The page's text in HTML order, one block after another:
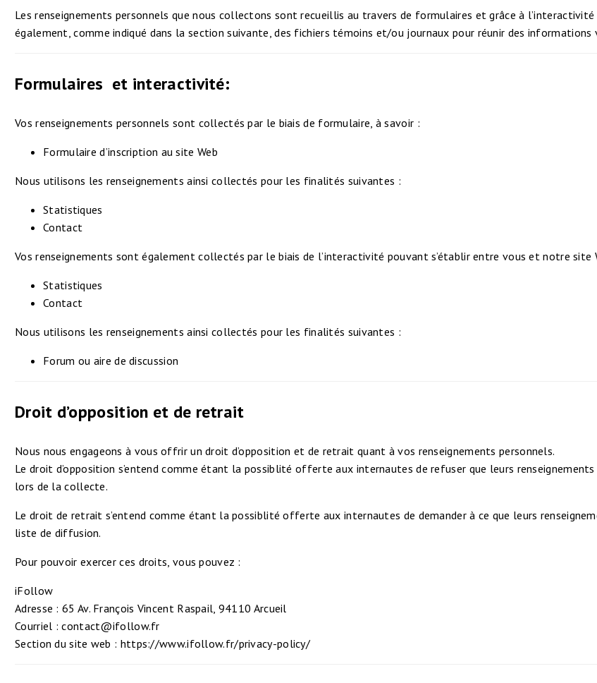
Les renseignements personnels que nous collectons sont recueillis au travers de formulaires et grâce à
également, comme indiqué dans la section suivante, des fichiers témoins et/ou journaux pour réunir des informations
Formulaires et interactivité:
Vos renseignements personnels sont collectés par le biais de formulaire, à savoir :
Formulaire d’inscription au site Web
Nous utilisons les renseignements ainsi collectés pour les finalités suivantes :
Statistiques
Contact
Vos renseignements sont également collectés par le biais de l’interactivité pouvant s’établir entre vous et notre site
Statistiques
Contact
Nous utilisons les renseignements ainsi collectés pour les finalités suivantes :
Forum ou aire de discussion
Droit d’opposition et de retrait
Nous nous engageons à vous offrir un droit d’opposition et de retrait quant à vos renseignements personnels.
Le droit d’opposition s’entend comme étant la possiblité offerte aux internautes de refuser que leurs
lors de la collecte.
Le droit de retrait s’entend comme étant la possiblité offerte aux internautes de demander à ce que leurs
liste de diffusion.
Pour pouvoir exercer ces droits, vous pouvez :
iFollow
Adresse : 65 Av. François Vincent Raspail, 94110 Arcueil
Courriel : contact@ifollow.fr
Section du site web : https://www.ifollow.fr/privacy-policy/